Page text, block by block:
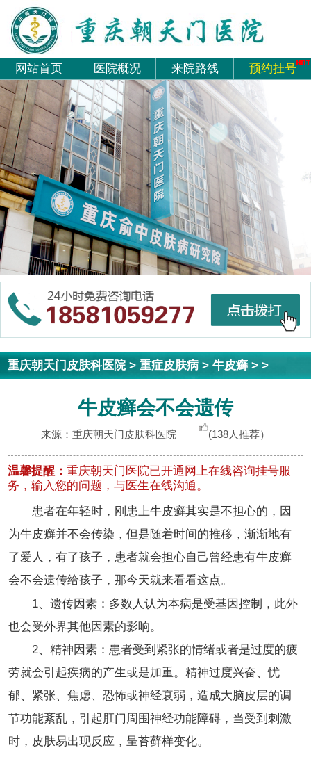
网站首页 医院概况 来院路线 预约挂号
重庆朝天门皮肤科医院>重症皮肤病 >牛皮癣 > >
牛皮癣会不会遗传
来源：重庆朝天门皮肤科医院 (138人推荐）
温馨提醒：重庆朝天门医院已开通网上在线咨询挂号服
务，输入您的问题，与医生在线沟通。
患者在年轻时，刚患上牛皮癣其实是不担心的，因
为牛皮癣并不会传染，但是随着时间的推移，渐渐地有
了爱人，有了孩子，患者就会担心自己曾经患有牛皮癣
会不会遗传给孩子，那今天就来看看这点。
1、遗传因素：多数人认为本病是受基因控制，此外
也会受外界其他因素的影响。
2、精神因素：患者受到紧张的情绪或者是过度的疲
劳就会引起疾病的产生或是加重。精神过度兴奋、忧
郁、紧张、焦虑、恐怖或神经衰弱，造成大脑皮层的调
节功能紊乱，引起肛门周围神经功能障碍，当受到刺激
时，皮肤易出现反应，呈苔藓样变化。